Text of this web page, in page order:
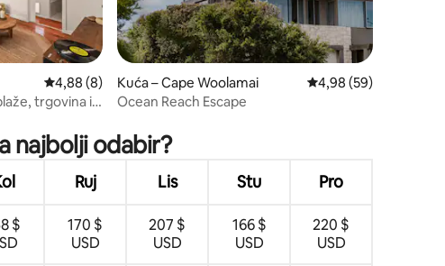
Prosječna ocjena: 4,88/5, recenzija: 8
4,88 (8)
trgovina i
Kuća – Cape Woolamai Prosječna ocjena:
4,98 (59)
Ocean Reach Escape
najbolji odabir?
Ruj Lis Stu Pro
$
170 $
USD
207 $
USD
166 $
USD
220 $
USD